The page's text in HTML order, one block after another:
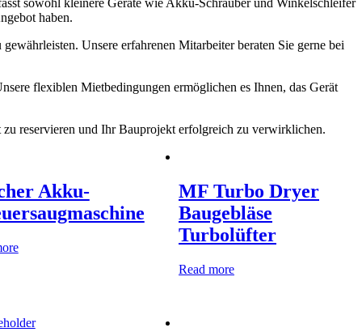
sowohl kleinere Geräte wie Akku-Schrauber und Winkelschleifer
haben.
Unsere erfahrenen Mitarbeiter beraten Sie gerne bei
flexiblen Mietbedingungen ermöglichen es Ihnen, das Gerät
reservieren und Ihr Bauprojekt erfolgreich zu verwirklichen.
Akku-
MF Turbo Dryer
Baugebläse
Turbolüfter
Read more